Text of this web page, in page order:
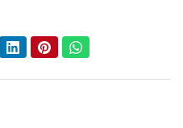
conteúdo:
LinkedInPinterestWhatsApp